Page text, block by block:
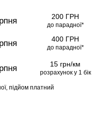
200 ГРН
до парадної*
400 ГРН
до парадної*
15 грн/км
розрахунок у 1 бік
підйом платний